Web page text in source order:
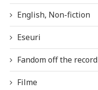
English, Non-fiction
Eseuri
Fandom off the record
Filme